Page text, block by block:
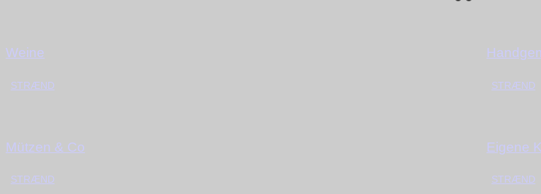
Weine
STRÆND STRÆND
Mützen & Co
STRÆND
Eigene
STRÆND